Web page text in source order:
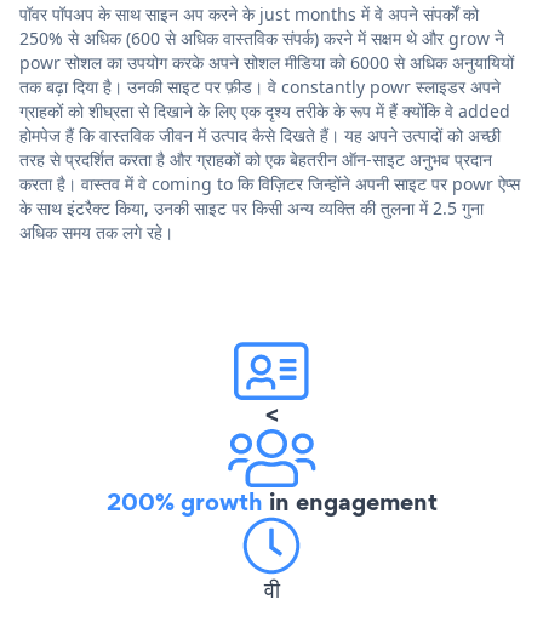
पॉवर पॉपअप के साथ साइन अप करने के just months में वे अपने संपर्कों को
250% से अधिक (600 से अधिक वास्तविक संपर्क) करने में सक्षम थे और grow ने
powr सोशल का उपयोग करके अपने सोशल मीडिया को 6000 से अधिक अनुयायियों
तक बढ़ा दिया है। उनकी साइट पर फ़ीड। वे constantly powr स्लाइडर अपने
ग्राहकों को शीघ्रता से दिखाने के लिए एक दृश्य तरीके के रूप में हैं क्योंकि वे added
होमपेज हैं कि वास्तविक जीवन में उत्पाद कैसे दिखते हैं। यह अपने उत्पादों को अच्छी
तरह से प्रदर्शित करता है और ग्राहकों को एक बेहतरीन ऑन-साइट अनुभव प्रदान
करता है। वास्तव में वे coming to कि विज़िटर जिन्होंने अपनी साइट पर powr ऐप्स
के साथ इंटरैक्ट किया, उनकी साइट पर किसी अन्य व्यक्ति की तुलना में 2.5 गुना
अधिक समय तक लगे रहे।
<
200% growth in engagement
वी